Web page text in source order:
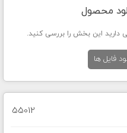
محصول
دارید این بخش را بررسی کنید.
فایل ها
55012